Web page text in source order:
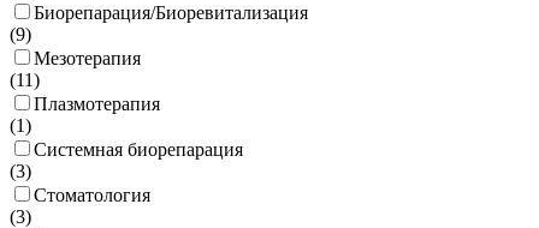
Биорепарация/Биоревитализация
(9)
Мезотерапия
(11)
Плазмотерапия
(1)
Системная биорепарация
(3)
Стоматология
(3)